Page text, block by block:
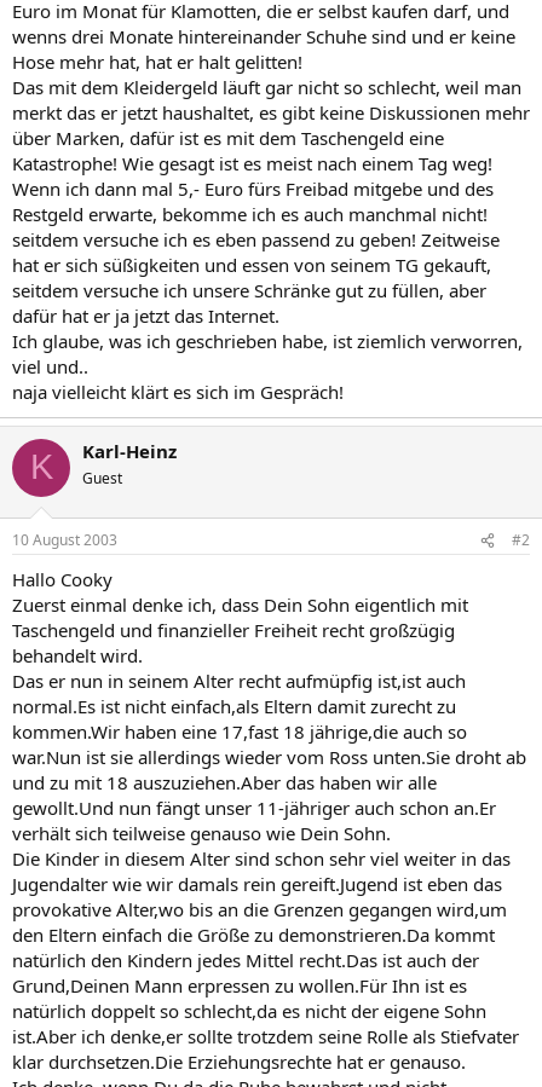
Euro im Monat für Klamotten, die er selbst kaufen darf, und
wenns drei Monate hintereinander Schuhe sind und er keine
Hose mehr hat, hat er halt gelitten!
Das mit dem Kleidergeld läuft gar nicht so schlecht, weil man
merkt das er jetzt haushaltet, es gibt keine Diskussionen mehr
über Marken, dafür ist es mit dem Taschengeld eine
Katastrophe! Wie gesagt ist es meist nach einem Tag weg!
Wenn ich dann mal 5,- Euro fürs Freibad mitgebe und des
Restgeld erwarte, bekomme ich es auch manchmal nicht!
seitdem versuche ich es eben passend zu geben! Zeitweise
hat er sich süßigkeiten und essen von seinem TG gekauft,
seitdem versuche ich unsere Schränke gut zu füllen, aber
dafür hat er ja jetzt das Internet.
Ich glaube, was ich geschrieben habe, ist ziemlich verworren,
viel und..
naja vielleicht klärt es sich im Gespräch!
K Karl-Heinz
Guest
10 August 2003 #2
Hallo Cooky
Zuerst einmal denke ich, dass Dein Sohn eigentlich mit
Taschengeld und finanzieller Freiheit recht großzügig
behandelt wird.
Das er nun in seinem Alter recht aufmüpfig ist,ist auch
normal.Es ist nicht einfach,als Eltern damit zurecht zu
kommen.Wir haben eine 17,fast 18 jährige,die auch so
war.Nun ist sie allerdings wieder vom Ross unten.Sie droht ab
und zu mit 18 auszuziehen.Aber das haben wir alle
gewollt.Und nun fängt unser 11-jähriger auch schon an.Er
verhält sich teilweise genauso wie Dein Sohn.
Die Kinder in diesem Alter sind schon sehr viel weiter in das
Jugendalter wie wir damals rein gereift.Jugend ist eben das
provokative Alter,wo bis an die Grenzen gegangen wird,um
den Eltern einfach die Größe zu demonstrieren.Da kommt
natürlich den Kindern jedes Mittel recht.Das ist auch der
Grund,Deinen Mann erpressen zu wollen.Für Ihn ist es
natürlich doppelt so schlecht,da es nicht der eigene Sohn
ist.Aber ich denke,er sollte trotzdem seine Rolle als Stiefvater
klar durchsetzen.Die Erziehungsrechte hat er genauso.